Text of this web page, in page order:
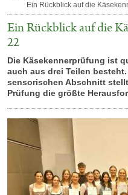
a
r
t
s
i
t
e
Ein Rückblick auf die
Ein Rückblick auf die
22
Die Käsekennerprüfung ist
auch aus drei Teilen
sensorischen Abschnitt
Prüfung die größte